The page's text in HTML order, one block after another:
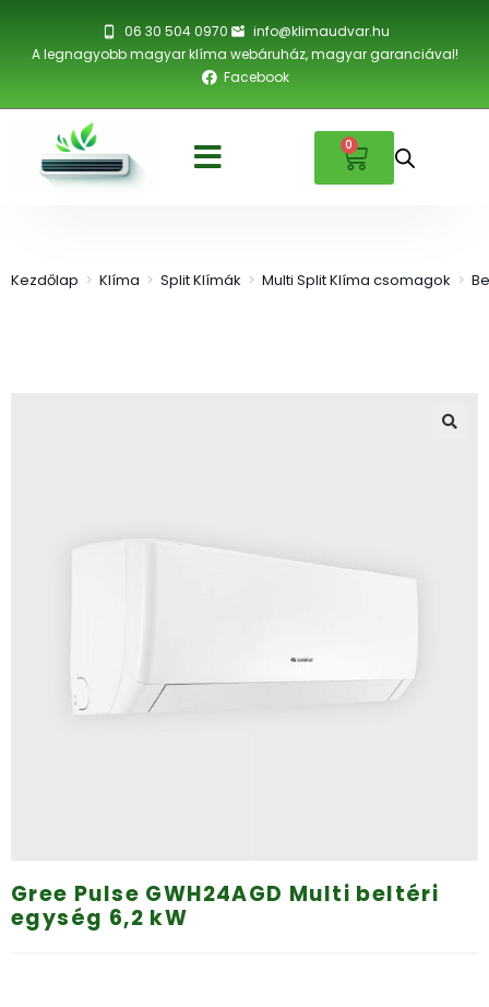
06 30 504 0970
info@klimaudvar.hu
A legnagyobb magyar klíma webáruház, magyar garanciával!
Facebook
0
Kezdőlap > Klíma > Split Klímák > Multi Split Klíma csomagok >
Gree Pulse GWH24AGD Multi beltéri
egység 6,2 kW